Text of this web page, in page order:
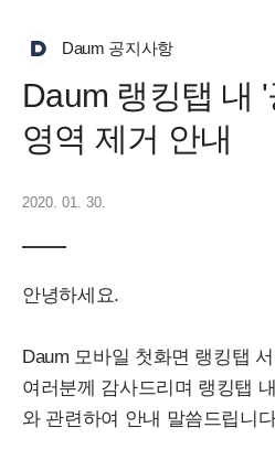
Daum 공지사항
Daum 랭킹탭 내
영역 제거 안내
2020. 01. 30.
안녕하세요.
Daum 모바일 첫화면 랭킹탭
여러분께 감사드리며 랭킹탭
와 관련하여 안내 말씀드립니